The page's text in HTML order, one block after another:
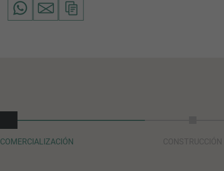
COMERCIALIZACIÓN CONSTRUCCIÓN